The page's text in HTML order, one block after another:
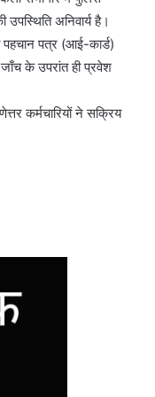
अनिवार्य है।
पत्र (आई-कार्ड)
जाँच के उपरांत ही प्रवेश
कर्मचारियों ने सक्रिय